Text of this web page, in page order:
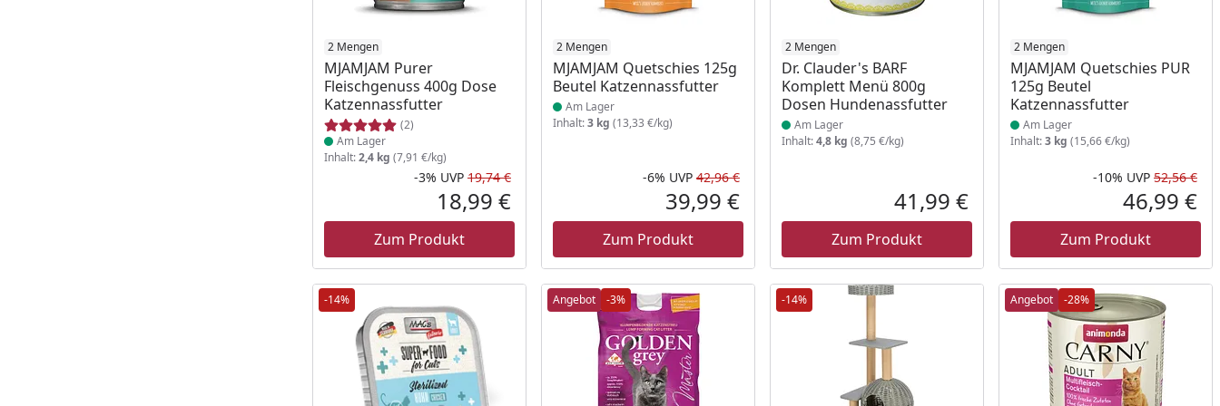
2 Mengen
MJAMJAM Purer
Fleischgenuss 400g Dose
Katzennassfutter
(2)
Produkt am Lager
Am Lager
Inhalt:2,4 kg (7,91 €/kg)
Rabatt in Prozent
-3%
Ursprünglicher Preis
UVP 19,74 €
Aktueller Preis
18,99 €
Zum Produkt
2 Mengen
MJAMJAM Quetschies 125g
Beutel Katzennassfutter
Produkt am Lager
Am Lager
Inhalt:3 kg (13,33 €/kg)
Rabatt in Prozent
-6%
Ursprünglicher Preis
UVP 42,96 €
Aktueller Preis
39,99 €
Zum Produkt
2 Mengen
Dr. Clauder's BARF
Komplett Menü 800g
Dosen Hundenassfutter
Produkt am Lager
Am Lager
Inhalt:4,8 kg (8,75 €/kg)
Aktueller Preis
41,99 €
Zum Produkt
2 Mengen
MJAMJAM Quetschies PUR
125g Beutel
Katzennassfutter
Produkt am Lager
Am Lager
Inhalt:3 kg (15,66 €/kg)
-10% UVP 52,56 €
46,99 €
Zum Produkt
-14% Angebot -3% -14% Angebot -28%